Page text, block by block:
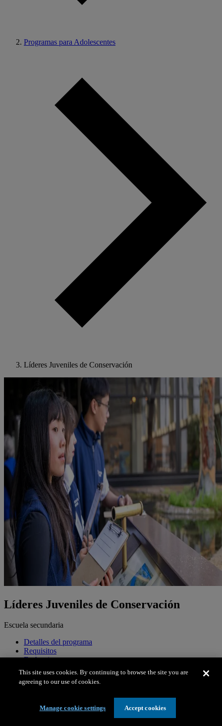
Programas para Adolescentes
Líderes Juveniles de Conservación
Líderes Juveniles de Conservación
Escuela secundaria
Detalles del programa
Requisitos
Fechas importantes
Cómo aplicar
Las solicitudes están cerradas para 2026.
Detalles del programa
This site uses cookies. By continuing to browse the site you are
agreeing to our use of cookies.
Manage cookie settings Accept cookies